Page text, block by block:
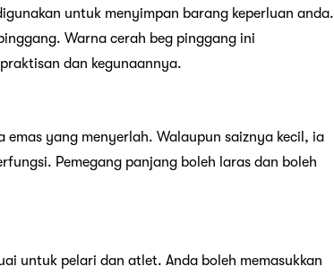
untuk menyimpan barang keperluan anda.
Warna cerah beg pinggang ini
dan kegunaannya.
emas yang menyerlah. Walaupun saiznya kecil, ia
Pemegang panjang boleh laras dan boleh
untuk pelari dan atlet. Anda boleh memasukkan